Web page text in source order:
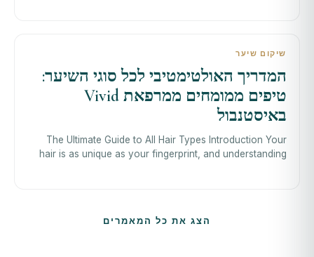
שיקום שיער
המדריך האולטימטיבי לכל סוגי השיער:
טיפים ממומחים ממרפאת Vivid
באיסטנבול
The Ultimate Guide to All Hair Types Introduction Your
hair is as unique as your fingerprint, and understanding
הצג את כל המאמרים